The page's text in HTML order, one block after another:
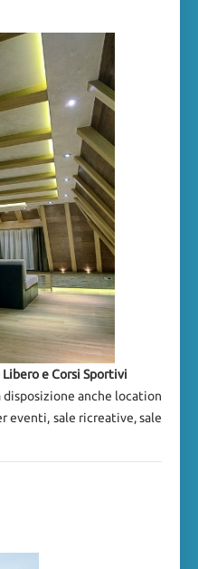
e Corsi Sportivi
anche location
eventi, sale ricreative, sale